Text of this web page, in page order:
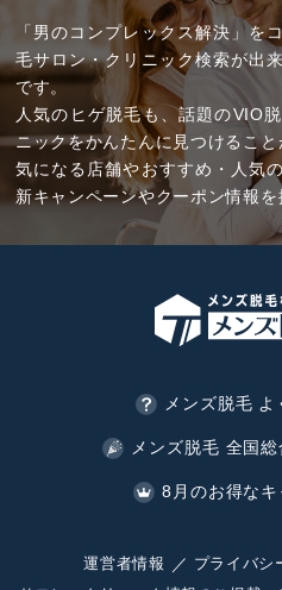
「男のコンプレックス解決」を
毛サロン・クリニック検索が出
です。
人気のヒゲ脱毛も、話題のVIO
ニックをかんたんに見つけるこ
気になる店舗やおすすめ・人気
新キャンペーンやクーポン情報を
メンズ脱毛
メンズ脱毛 全国
8月のお得な
運営者情報 プライバシ